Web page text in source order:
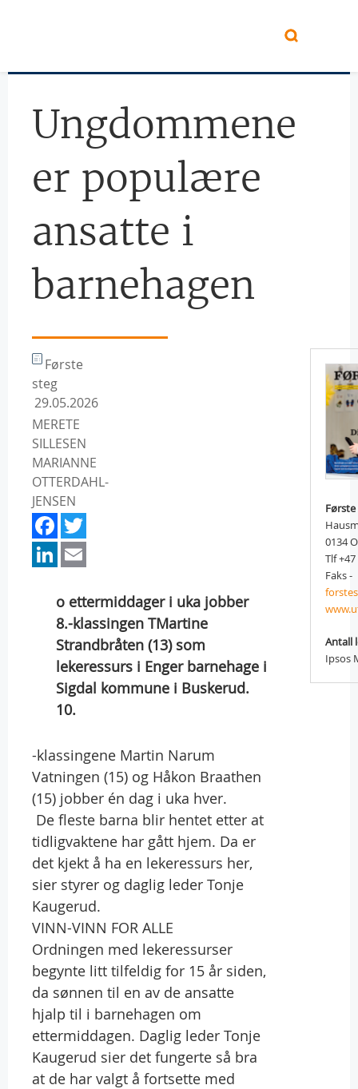
Ungdommene
er populære
ansatte i
barnehagen
Første
steg
29.05.2026
MERETE
SILLESEN
MARIANNE
OTTERDAHL-
JENSEN
Facebook
LinkedIn
o ettermiddager i uka jobber
8.-klassingen TMartine
Strandbråten (13) som
lekeressurs i Enger barnehage i
Sigdal kommune i Buskerud.
10.
-klassingene Martin Narum
Vatningen (15) og Håkon Braathen
(15) jobber én dag i uka hver.
 De fleste barna blir hentet etter at
tidligvaktene har gått hjem. Da er
det kjekt å ha en lekeressurs her,
sier styrer og daglig leder Tonje
Kaugerud.
VINN-VINN FOR ALLE
Ordningen med lekeressurser
begynte litt tilfeldig for 15 år siden,
da sønnen til en av de ansatte
hjalp til i barnehagen om
ettermiddagen. Daglig leder Tonje
Kaugerud sier det fungerte så bra
at de har valgt å fortsette med
0134
Tlf
Faks -
Antall
Ipsos